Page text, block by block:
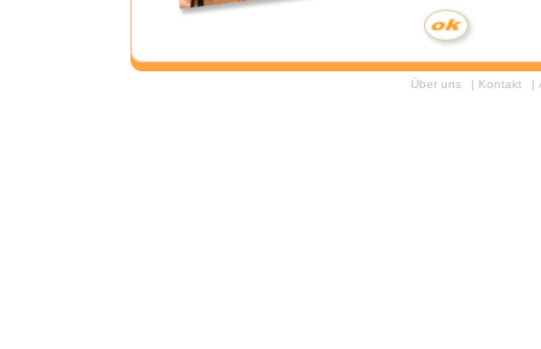
Über uns | Kontakt |